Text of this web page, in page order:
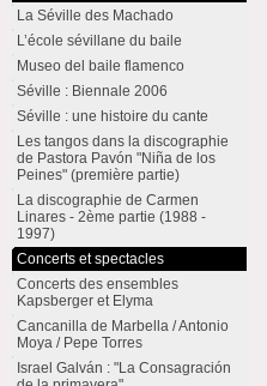
La Séville des Machado
L’école sévillane du baile
Museo del baile flamenco
Séville : Biennale 2006
Séville : une histoire du cante
Les tangos dans la discographie
de Pastora Pavón "Niña de los
Peines" (première partie)
La discographie de Carmen
Linares - 2ème partie (1988 -
1997)
Concerts et spectacles
Concerts des ensembles
Kapsberger et Elyma
Cancanilla de Marbella / Antonio
Moya / Pepe Torres
Israel Galván : "La Consagración